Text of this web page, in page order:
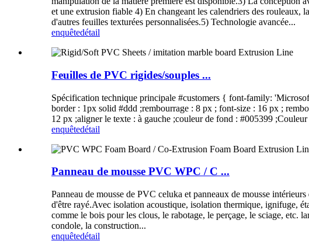
et une extrusion fiable 4) En changeant les calendriers des
d'autres feuilles texturées personnalisées.5) Technologie avancée...
enquêtedétail
Feuilles de PVC rigides/souples ...
Spécification technique principale #customers { font-family:
border : 1px solid #ddd ;rembourrage : 8 px ; font-size : 16 px ;
12 px ;aligner le texte : à gauche ;couleur de fond : #005399
enquêtedétail
Panneau de mousse PVC WPC / C ...
Panneau de mousse de PVC celuka et panneaux de mousse
d'être rayé.Avec isolation acoustique, isolation thermique, ignifuge,
comme le bois pour les clous, le rabotage, le perçage, le sciage, etc.
condole, la construction...
enquêtedétail